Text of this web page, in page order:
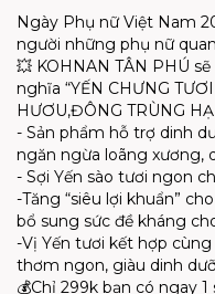
Ngày Phụ nữ Việt Nam
người những phụ nữ
💥 KOHNAN TÂN PHÚ
nghĩa “YẾN CHƯNG
HƯƠU,ĐÔNG TRÙNG
- Sản phẩm hỗ trợ dinh
ngăn ngừa loãng xương,
- Sợi Yến sào tươi ngon
-Tăng “siêu lợi khuẩn”
bổ sung sức đề kháng
-Vị Yến tươi kết hợp
thơm ngon, giàu dinh
💰Chỉ 299k bạn có ngay